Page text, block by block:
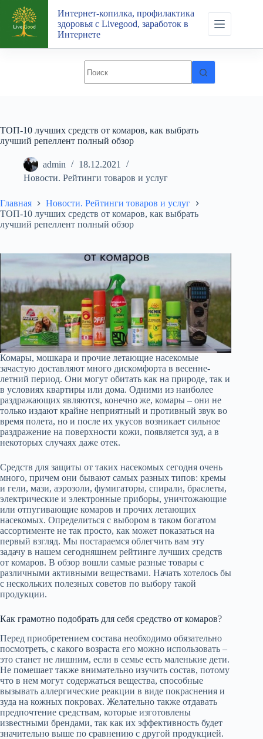
Перейти
сути
Интернет-копилка, профилактика
здоровья с Livegood, заработок в
Интернете
ТОП-10 лучших средств от комаров, как выбрать
лучший репеллент полный обзор
admin
18.12.2021
Новости. Рейтинги товаров и услуг
Главная
Новости. Рейтинги товаров и услуг
ТОП-10 лучших средств от комаров, как выбрать
лучший репеллент полный обзор
Комары, мошкара и прочие летающие насекомые
зачастую доставляют много дискомфорта в весенне-
летний период. Они могут обитать как на природе, так и
в условиях квартиры или дома. Одними из наиболее
раздражающих являются, конечно же, комары – они не
только издают крайне неприятный и противный звук во
время полета, но и после их укусов возникает сильное
раздражение на поверхности кожи, появляется зуд, а в
некоторых случаях даже отек.
Средств для защиты от таких насекомых сегодня очень
много, причем они бывают самых разных типов: кремы
и гели, мази, аэрозоли, фумигаторы, спирали, браслеты,
электрические и электронные приборы, уничтожающие
или отпугивающие комаров и прочих летающих
насекомых. Определиться с выбором в таком богатом
ассортименте не так просто, как может показаться на
первый взгляд. Мы постараемся облегчить вам эту
задачу в нашем сегодняшнем рейтинге лучших средств
от комаров. В обзор вошли самые разные товары с
различными активными веществами. Начать хотелось бы
с нескольких полезных советов по выбору такой
продукции.
Как грамотно подобрать для себя средство от комаров?
Перед приобретением состава необходимо обязательно
посмотреть, с какого возраста его можно использовать –
это станет не лишним, если в семье есть маленькие дети.
Не помешает также внимательно изучить состав, потому
что в нем могут содержаться вещества, способные
вызывать аллергические реакции в виде покраснения и
зуда на кожных покровах. Желательно также отдавать
предпочтение средствам, которые изготовлены
известными брендами, так как их эффективность будет
значительно выше по сравнению с другой продукцией.